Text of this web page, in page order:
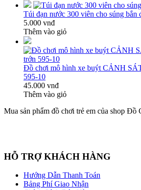
Túi đạn nước 300 viên cho súng bắn
5.000 vnđ
Thêm vào giỏ
Đồ chơi mô hình xe buýt CẢNH
595-10
45.000 vnđ
Thêm vào giỏ
Mua sản phẩm đồ chơi trẻ em của shop Đồ
HỖ TRỢ KHÁCH HÀNG
Hướng Dẫn Thanh Toán
Bảng Phí Giao Nhận